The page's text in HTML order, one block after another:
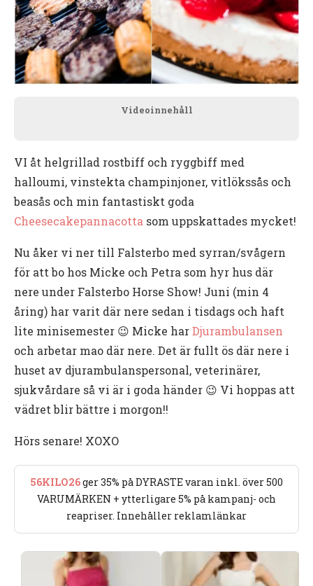
Videoinnehåll
VI åt helgrillad rostbiff och ryggbiff med
halloumi, vinstekta champinjoner, vitlökssås och
beasås och min fantastiskt goda
Cheesecakepannacotta som uppskattades mycket!
Nu åker vi ner till Falsterbo med syrran/svågern
för att bo hos Micke och Petra som hyr hus där
nere under Falsterbo Horse Show! Juni (min 4
åring) har varit där nere sedan i tisdags och haft
lite minisemester 😉 Micke harDjurambulansen
och arbetar mao där nere. Det är fullt ös där nere i
huset av djurambulanspersonal, veterinärer,
sjukvårdare så vi är i goda händer 😉 Vi hoppas att
vädret blir bättre i morgon!!
Hörs senare! XOXO
56KILO26ger 35% på DYRASTE varan inkl. över 500
VARUMÄRKEN + ytterligare 5% på kampanj- och
reapriser. Innehåller reklamlänkar